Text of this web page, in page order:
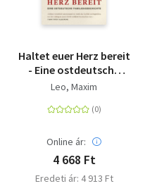
Haltet euer Herz bereit
- Eine ostdeutsche
Familiengeschichte
Leo, Maxim
Online ár:
4 668 Ft
Eredeti ár: 4 913 Ft